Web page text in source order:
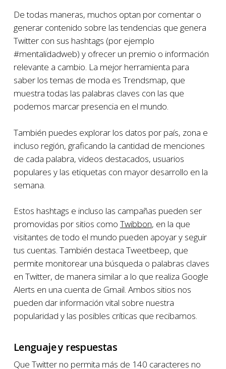
De todas maneras, muchos optan por comentar o
generar contenido sobre las tendencias que genera
Twitter con sus hashtags (por ejemplo
#mentalidadweb) y ofrecer un premio o información
relevante a cambio. La mejor herramienta para
saber los temas de moda es Trendsmap, que
muestra todas las palabras claves con las que
podemos marcar presencia en el mundo.
También puedes explorar los datos por país, zona e
incluso región, graficando la cantidad de menciones
de cada palabra, videos destacados, usuarios
populares y las etiquetas con mayor desarrollo en la
semana.
Estos hashtags e incluso las campañas pueden ser
promovidas por sitios como Twibbon, en la que
visitantes de todo el mundo pueden apoyar y seguir
tus cuentas. También destaca Tweetbeep, que
permite monitorear una búsqueda o palabras claves
en Twitter, de manera similar a lo que realiza Google
Alerts en una cuenta de Gmail. Ambos sitios nos
pueden dar información vital sobre nuestra
popularidad y las posibles críticas que recibamos.
Lenguaje y respuestas
Que Twitter no permita más de 140 caracteres no